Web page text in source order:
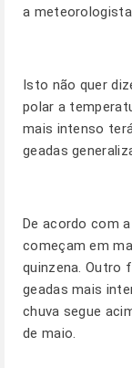
a meteorologista
Isto não quer
polar a
mais intenso
geadas
De acordo com
começam em
quinzena. Outro
geadas mais
chuva segue
de maio.